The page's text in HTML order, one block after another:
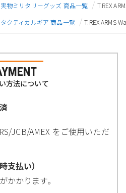
実物ミリタリーグッズ 商品一覧
T.REX
タクティカルギア 商品一覧 T.REX ARMS
方法について
JCB/AMEX をご使用いただ
支払い）
かかります。